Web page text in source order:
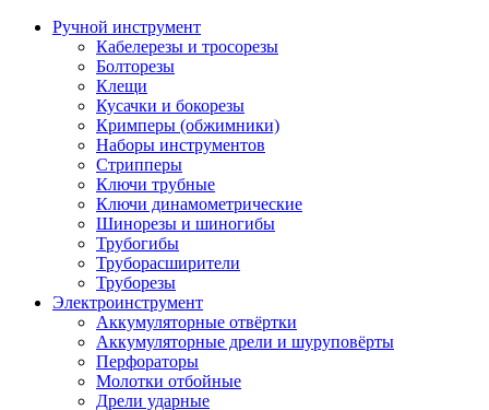
Ручной инструмент
Кабелерезы и тросорезы
Болторезы
Клещи
Кусачки и бокорезы
Кримперы (обжимники)
Наборы инструментов
Стрипперы
Ключи трубные
Ключи динамометрические
Шинорезы и шиногибы
Трубогибы
Труборасширители
Труборезы
Электроинструмент
Аккумуляторные отвёртки
Аккумуляторные дрели и шуруповёрты
Перфораторы
Молотки отбойные
Дрели ударные